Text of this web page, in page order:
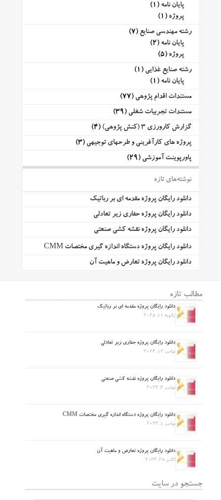
پایان نامه (1)
پروژه (1)
رشته مهندسی صنایع (7)
پایان نامه (2)
پروژه (5)
رشته صنایع غذایی (1)
پایان نامه (1)
مستندات اقدام پژوهی (77)
مستندات تجربیات شغلی (39)
گزارش کارورزی 3 (کنش پژوهی)
(4)
پروژه های کارآفرینی و طرحهای توجیهی (3)
پاورپوینت آموزشی (29)
نوشته‌های تازه
دانلود رایگان پروژه مقدمه ای بر رباتیک
دانلود رایگان پروژه حفاری زیر تعادلی
دانلود رایگان پروژه نقشه کشی صنعتی
دانلود رایگان پروژه دستگاه اندازه گیری مختصات CMM
دانلود رایگان پروژه تعارض و ماهیت آن
مطالب تازه
دانلود رایگان پروژه مقدمه ای بر رباتیک
ژانویه 11, 2025
دانلود رایگان پروژه حفاری زیر تعادلی
نوامبر 12, 2024
دانلود رایگان پروژه نقشه کشی صنعتی
نوامبر 4, 2024
دانلود رایگان پروژه دستگاه اندازه گیری مختصات CMM
نوامبر 1, 2024
دانلود رایگان پروژه تعارض و ماهیت آن
اکتبر 28, 2024
جستجو در سایت